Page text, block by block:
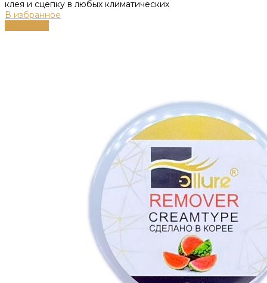
клея и сцепку в любых климатических
В избранное